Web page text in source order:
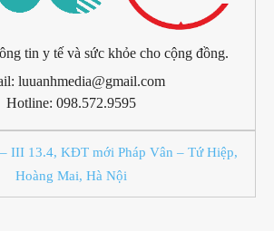
tin y tế và sức khỏe cho cộng đồng.
luuanhmedia@gmail.com
Hotline: 098.572.9595
III 13.4, KĐT mới Pháp Vân – Tứ Hiệp,
Hoàng Mai, Hà Nội